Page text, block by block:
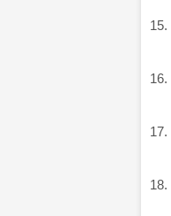
15.
16.
17.
18.